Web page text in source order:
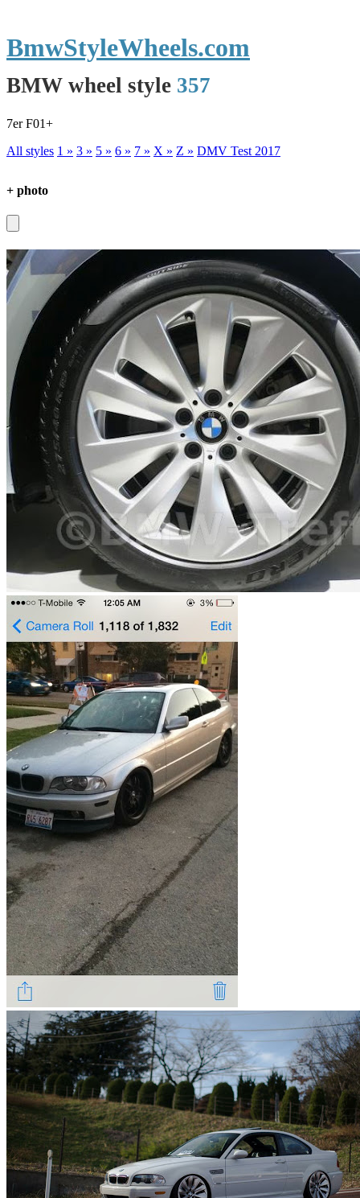
BMW wheel style 357
7er F01+
All styles 1 » 3 » 5 » 6 » 7 » X » Z » DMV Test 2017
BmwStyleWheels.com
+ photo